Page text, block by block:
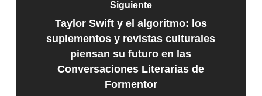
Siguiente
Taylor Swift y el algoritmo: los
suplementos y revistas culturales
piensan su futuro en las
Conversaciones Literarias de
Formentor